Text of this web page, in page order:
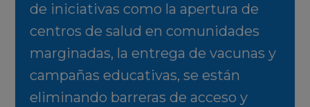
de iniciativas como la apertura de
centros de salud en comunidades
marginadas, la entrega de vacunas y
campañas educativas, se están
eliminando barreras de acceso y